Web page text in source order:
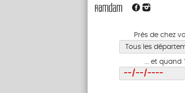
Près de chez
... et quand